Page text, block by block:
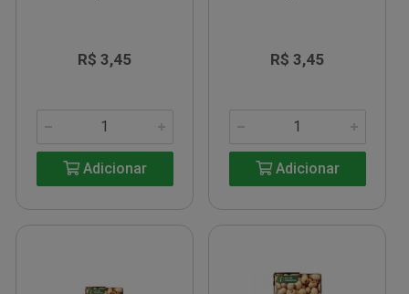
R$ 3,45
Adicionar
R$ 3,45
Adicionar